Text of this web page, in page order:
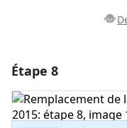
Ajouter un
Étape 8